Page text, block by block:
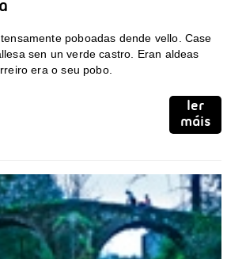
poboadas dende vello. Case
sen un verde castro. Eran aldeas
era o seu pobo.
ler
máis